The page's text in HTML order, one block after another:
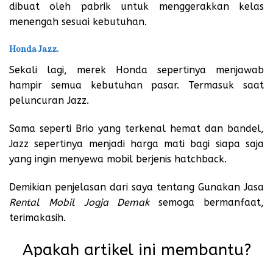
dibuat oleh pabrik untuk menggerakkan kelas
menengah sesuai kebutuhan.
Honda Jazz.
Sekali lagi, merek Honda sepertinya menjawab
hampir semua kebutuhan pasar. Termasuk saat
peluncuran Jazz.
Sama seperti Brio yang terkenal hemat dan bandel,
Jazz sepertinya menjadi harga mati bagi siapa saja
yang ingin menyewa mobil berjenis hatchback.
Demikian penjelasan dari saya tentang Gunakan Jasa
Rental Mobil Jogja Demaksemoga bermanfaat,
terimakasih.
Apakah artikel ini membantu?